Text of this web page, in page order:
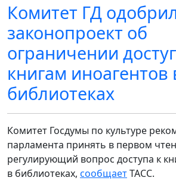
Комитет ГД
законопроект об
ограничении
книгам иноагентов
библиотеках
Комитет Госдумы по культуре
парламента принять в первом
регулирующий вопрос доступа к
в библиотеках, сообщаетТАСС.